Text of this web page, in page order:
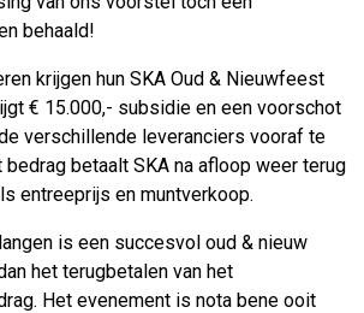
behaald!
krijgen hun SKA Oud & Nieuwfeest
€ 15.000,- subsidie en een voorschot
verschillende leveranciers vooraf te
bedrag betaalt SKA na afloop weer terug
entreeprijs en muntverkoop.
is een succesvol oud & nieuw
het terugbetalen van het
Het evenement is nota bene ooit